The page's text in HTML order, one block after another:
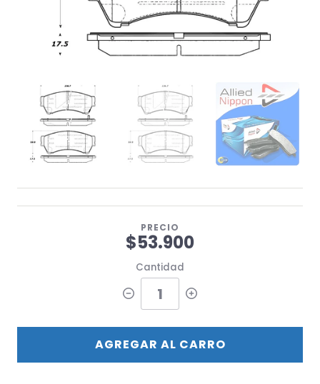
PRECIO
$53.900
Cantidad
AGREGAR AL CARRO